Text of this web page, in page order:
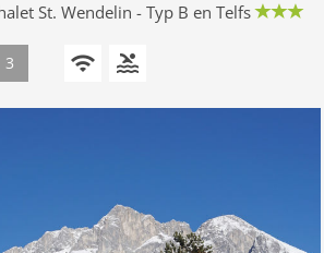
St. Wendelin - Typ B en Telfs
3